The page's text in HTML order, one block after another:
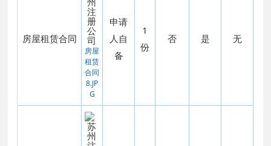
房屋租赁合同
房屋
租赁
合同
8.JP
G
申请
人自
备
1
份
否 是 无